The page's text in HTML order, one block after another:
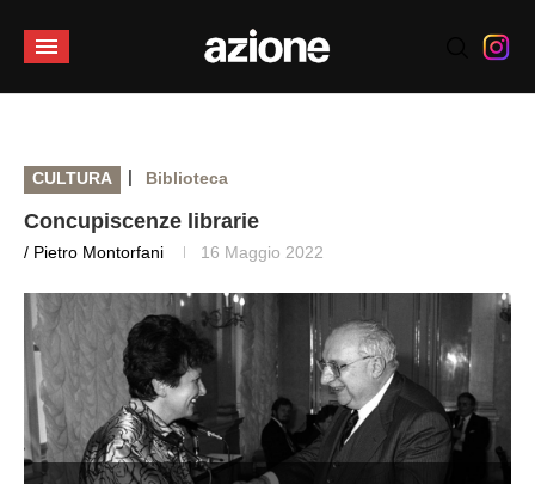
CULTURA | Biblioteca
Concupiscenze librarie
/ Pietro Montorfani 16 Maggio 2022